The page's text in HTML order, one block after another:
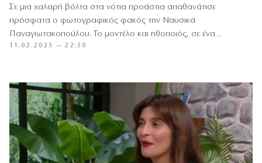
Σε μια χαλαρή βόλτα στα νότια προάστια απαθανάτισε
πρόσφατα ο φωτογραφικός φακός την Ναυσικά
Παναγιωτακοπούλου. Το μοντέλο και ηθοποιός, σε ένα
διάλειμμα από τις υποχρεώσεις της…
11.02.2025 — 22:50